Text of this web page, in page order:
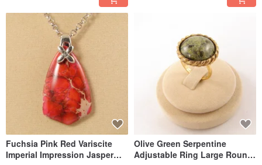
Fuchsia Pink Red Variscite
Imperial Impression Jasper
Olive Green Serpentine
Adjustable Ring Large Round